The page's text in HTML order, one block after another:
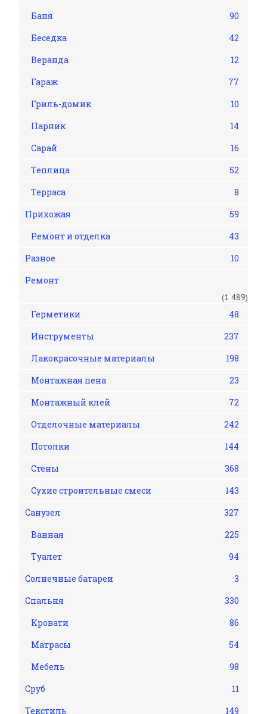
Баня
90
Беседка
42
Веранда
12
Гараж
77
Гриль-домик
10
Парник
14
Сарай
16
Теплица
52
Терраса
8
Прихожая
59
Ремонт и отделка
43
Разное
10
Ремонт
(1 489)
Герметики
48
Инструменты
237
Лакокрасочные материалы
198
Монтажная пена
23
Монтажный клей
72
Отделочные материалы
242
Потолки
144
Стены
368
Сухие строительные смеси
143
Санузел
327
Ванная
225
Туалет
94
Солнечные батареи
3
Спальня
330
Кровати
86
Матрасы
54
Мебель
98
Сруб
11
Текстиль
149